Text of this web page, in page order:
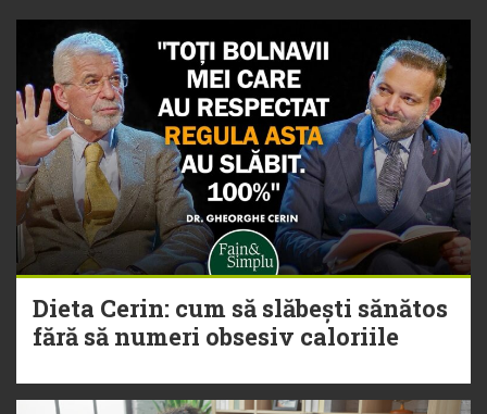
Dieta Cerin: cum să slăbești sănătos
fără să numeri obsesiv caloriile